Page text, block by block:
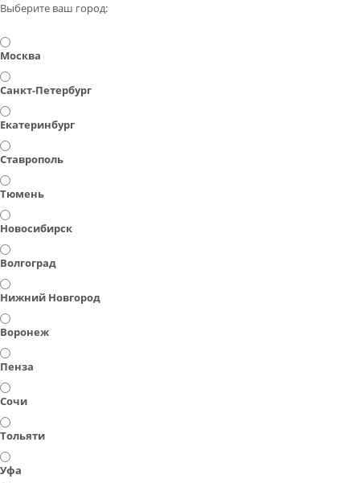
Выберите ваш город:
Москва
Санкт-Петербург
Екатеринбург
Ставрополь
Тюмень
Новосибирск
Волгоград
Нижний Новгород
Воронеж
Пенза
Сочи
Тольяти
Уфа